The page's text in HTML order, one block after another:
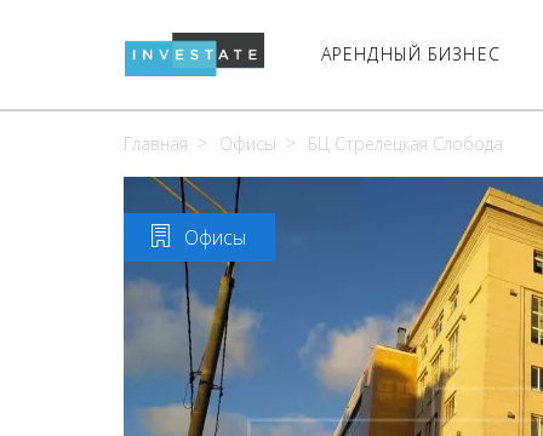
АРЕНДНЫЙ БИЗНЕС
Главная Офисы БЦ Стрелецкая Слобода
Офисы